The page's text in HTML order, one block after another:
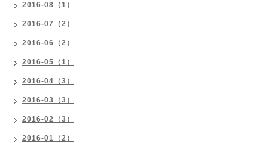
2016-08（1）
2016-07（2）
2016-06（2）
2016-05（1）
2016-04（3）
2016-03（3）
2016-02（3）
2016-01（2）